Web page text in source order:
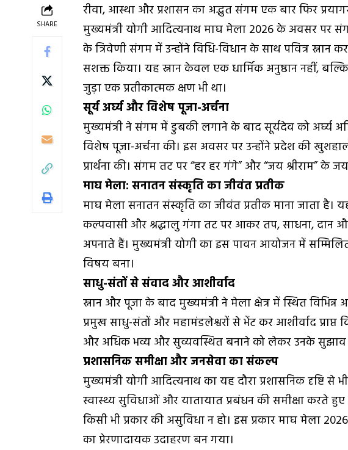
SHARE
रीवा, आस्था और प्रशासन का अद्भुत संगम एक बार फिर
मुख्यमंत्री योगी आदित्यनाथ माघ मेला 2026 के अवसर पर
के त्रिवेणी संगम में उन्होंने विधि-विधान के साथ पवित्र
सशक्त किया। यह स्नान केवल एक धार्मिक अनुष्ठान नहीं,
जुड़ा एक प्रतीकात्मक क्षण भी था।
सूर्य अर्घ्य और विशेष पूजा-अर्चना
मुख्यमंत्री ने संगम में डुबकी लगाने के बाद सूर्यदेव को अर्घ्य
विशेष पूजा-अर्चना की। इस अवसर पर उन्होंने प्रदेश की
प्रार्थना की। संगम तट पर “हर हर गंगे” और “जय श्रीराम” के
माघ मेला: सनातन संस्कृति का जीवंत प्रतीक
माघ मेला सनातन संस्कृति का जीवंत प्रतीक माना जाता
कल्पवासी और श्रद्धालु गंगा तट पर आकर तप, साधना, दान
अपनाते हैं। मुख्यमंत्री योगी का इस पावन आयोजन में
विषय बना।
साधु-संतों से संवाद और आशीर्वाद
स्नान और पूजा के बाद मुख्यमंत्री ने मेला क्षेत्र में स्थित
प्रमुख साधु-संतों और महामंडलेश्वरों से भेंट कर आशीर्वाद
और अधिक भव्य और सुव्यवस्थित बनाने को लेकर उनके सुझाव
प्रशासनिक समीक्षा और जनसेवा का संकल्प
मुख्यमंत्री योगी आदित्यनाथ का यह दौरा प्रशासनिक दृष्टि से
स्वास्थ्य सुविधाओं और यातायात प्रबंधन की समीक्षा करते हुए
किसी भी प्रकार की असुविधा न हो। इस प्रकार माघ मेला
का प्रेरणादायक उदाहरण बन गया।